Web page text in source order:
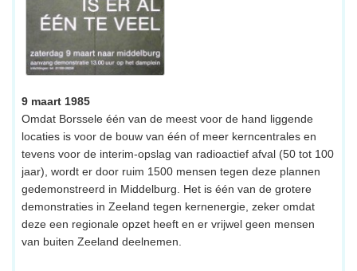
9 maart 1985
Omdat Borssele één van de meest voor de hand liggende
locaties is voor de bouw van één of meer kerncentrales en
tevens voor de interim-opslag van radioactief afval (50 tot 100
jaar), wordt er door ruim 1500 mensen tegen deze plannen
gedemonstreerd in Middelburg. Het is één van de grotere
demonstraties in Zeeland tegen kernenergie, zeker omdat
deze een regionale opzet heeft en er vrijwel geen mensen
van buiten Zeeland deelnemen.